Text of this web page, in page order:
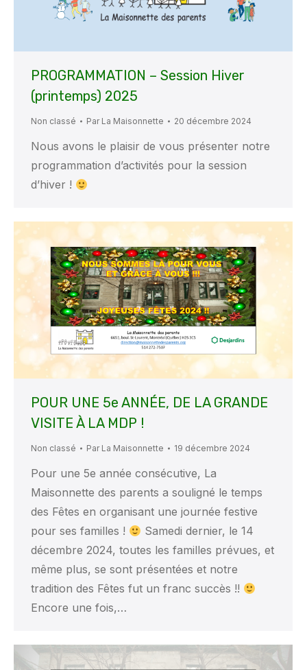
PROGRAMMATION – Session Hiver
(printemps) 2025
Non classé Par La Maisonnette 20 décembre 2024
Nous avons le plaisir de vous présenter notre
programmation d’activités pour la session
d’hiver !
POUR UNE 5e ANNÉE, DE LA GRANDE
VISITE À LA MDP !
Non classé Par La Maisonnette 19 décembre 2024
Pour une 5e année consécutive, La
Maisonnette des parents a souligné le temps
des Fêtes en organisant une journée festive
pour ses familles !
Samedi dernier, le 14
décembre 2024, toutes les familles prévues, et
même plus, se sont présentées et notre
tradition des Fêtes fut un franc succès !!
Encore une fois,…